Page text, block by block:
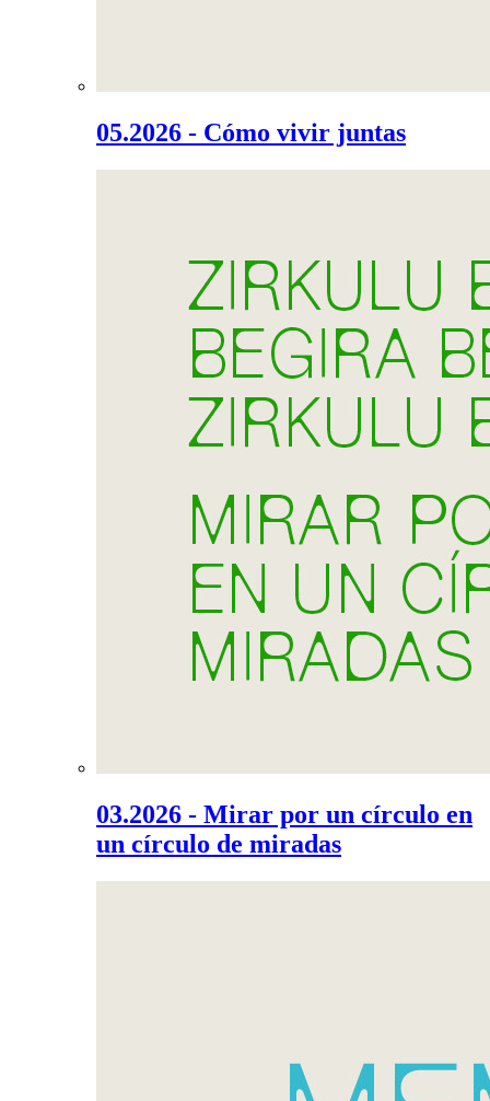
05.2026 - Cómo vivir juntas
03.2026 - Mirar por un círculo en
un círculo de miradas